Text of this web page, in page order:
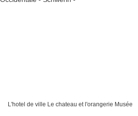
L'hotel de ville Le chateau et l'orangerie Musée